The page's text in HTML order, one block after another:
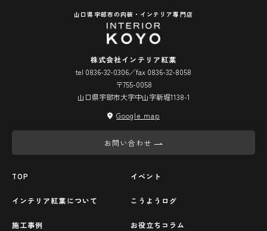
山口県宇部市の内装・インテリア専門店
株式会社インテリア紅葉
tel 0836-32-0306／fax 0836-32-8058
〒755-0058
山口県宇部市大字中山字新堀1138-1
Google map
お問い合わせ
TOP
インテリア紅葉について
施工事例
イベント
こうようログ
お役立ちコラム